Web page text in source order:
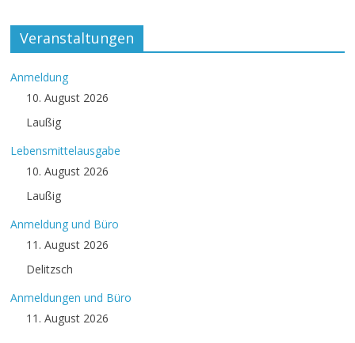
Veranstaltungen
Anmeldung
10. August 2026
Laußig
Lebensmittelausgabe
10. August 2026
Laußig
Anmeldung und Büro
11. August 2026
Delitzsch
Anmeldungen und Büro
11. August 2026